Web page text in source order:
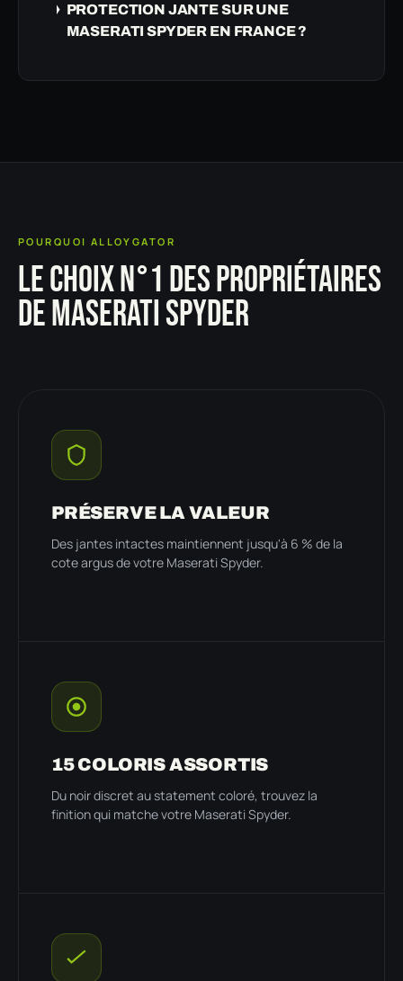
PROTECTION JANTE SUR UNE
MASERATI SPYDER EN FRANCE ?
POURQUOI ALLOYGATOR
LE CHOIX N°1 DES PROPRIÉTAIRES
DE MASERATI SPYDER
PRÉSERVE LA VALEUR
Des jantes intactes maintiennent jusqu'à 6 % de la
cote argus de votre Maserati Spyder.
15 COLORIS ASSORTIS
Du noir discret au statement coloré, trouvez la
finition qui matche votre Maserati Spyder.